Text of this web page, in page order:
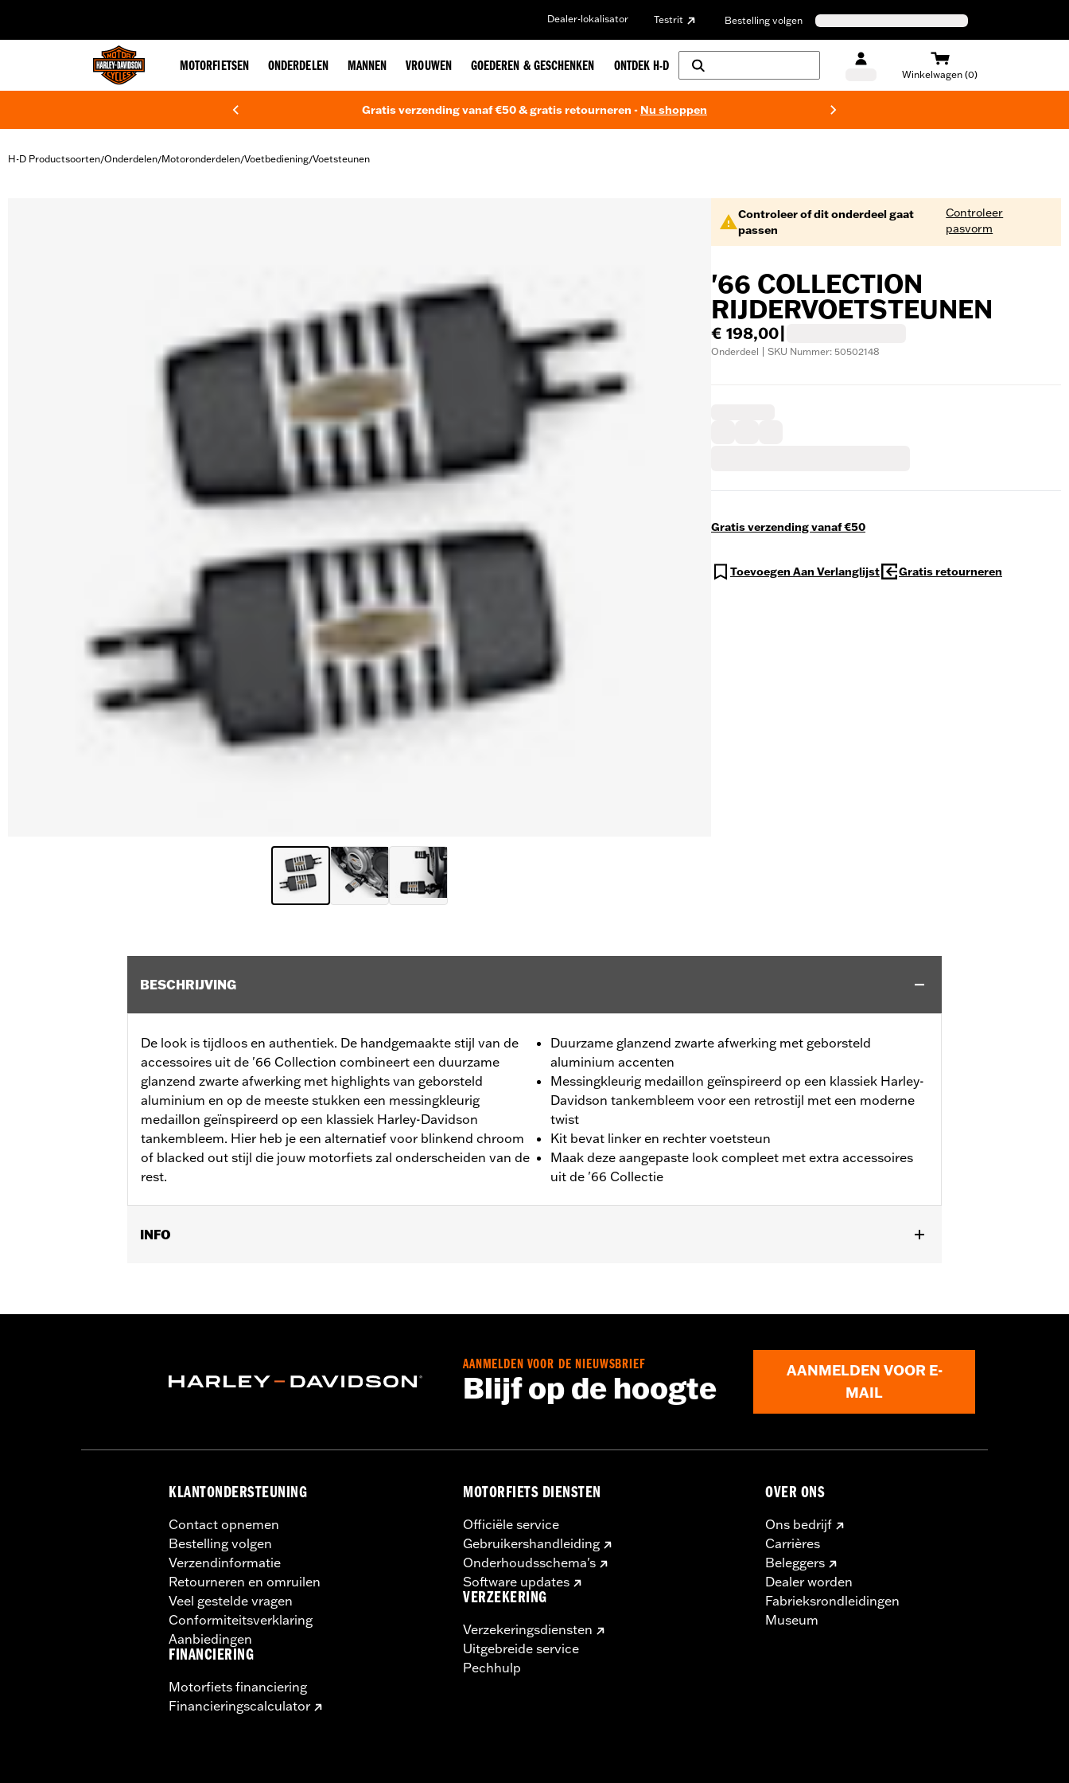
Dealer-lokalisator Testrit Bestelling volgen
MOTORFIETSEN ONDERDELEN MANNEN VROUWEN GOEDEREN & GESCHENKEN ONTDEK H-D
Winkelwagen (0)
Gratis verzending vanaf €50 & gratis retourneren - Nu shoppen
H-D Productsoorten/Onderdelen/Motoronderdelen/Voetbediening/Voetsteunen
Controleer of dit onderdeel gaat
passen
Controleer
pasvorm
'66 COLLECTION
RIJDERVOETSTEUNEN
€ 198,00
Onderdeel | SKU Nummer: 50502148
Gratis verzending vanaf €50
Toevoegen Aan Verlanglijst Gratis retourneren
BESCHRIJVING
De look is tijdloos en authentiek. De handgemaakte stijl van de
accessoires uit de '66 Collection combineert een duurzame
glanzend zwarte afwerking met highlights van geborsteld
aluminium en op de meeste stukken een messingkleurig
medaillon geïnspireerd op een klassiek Harley-Davidson
tankembleem. Hier heb je een alternatief voor blinkend chroom
of blacked out stijl die jouw motorfiets zal onderscheiden van de
rest.
Duurzame glanzend zwarte afwerking met geborsteld
aluminium accenten
Messingkleurig medaillon geïnspireerd op een klassiek Harley-
Davidson tankembleem voor een retrostijl met een moderne
twist
Kit bevat linker en rechter voetsteun
Maak deze aangepaste look compleet met extra accessoires
uit de '66 Collectie
INFO
Collectie:'66 Collection
AANMELDEN VOOR DE NIEUWSBRIEF
Blijf op de hoogte
AANMELDEN VOOR E-
MAIL
KLANTONDERSTEUNING
Contact opnemen
Bestelling volgen
Verzendinformatie
Retourneren en omruilen
Veel gestelde vragen
Conformiteitsverklaring
Aanbiedingen
FINANCIERING
Motorfiets financiering
Financieringscalculator
MOTORFIETS DIENSTEN
Officiële service
Gebruikershandleiding
Onderhoudsschema's
Software updates
VERZEKERING
Verzekeringsdiensten
Uitgebreide service
Pechhulp
OVER ONS
Ons bedrijf
Carrières
Beleggers
Dealer worden
Fabrieksrondleidingen
Museum